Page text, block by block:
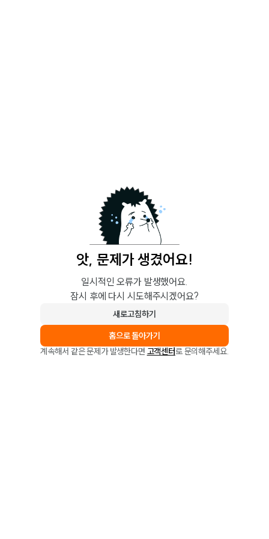
앗, 문제가 생겼어요!
일시적인 오류가 발생했어요.
잠시 후에 다시 시도해주시겠어요?
새로고침하기
홈으로 돌아가기
계속해서 같은 문제가 발생한다면 고객센터로 문의해주세요.